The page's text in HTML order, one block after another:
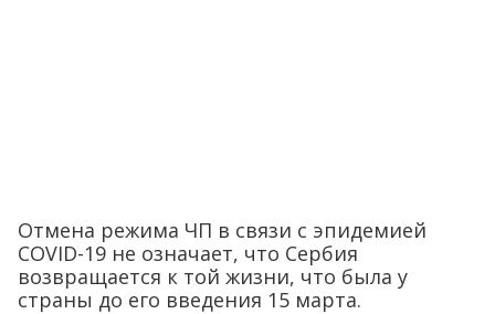
Отмена режима ЧП в связи с эпидемией
COVID-19 не означает, что Сербия
возвращается к той жизни, что была у
страны до его введения 15 марта.